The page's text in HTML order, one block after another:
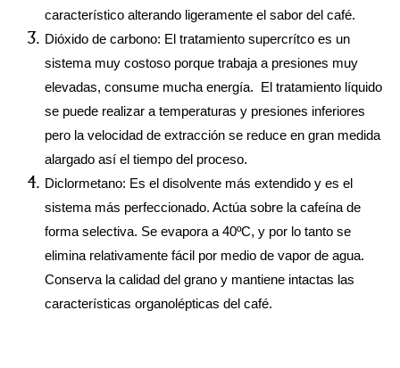
característico alterando ligeramente el sabor del café.
Dióxido de carbono: El tratamiento supercrítco es un
sistema muy costoso porque trabaja a presiones muy
elevadas, consume mucha energía.  El tratamiento líquido
se puede realizar a temperaturas y presiones inferiores
pero la velocidad de extracción se reduce en gran medida
alargado así el tiempo del proceso.
Diclormetano: Es el disolvente más extendido y es el
sistema más perfeccionado. Actúa sobre la cafeína de
forma selectiva. Se evapora a 40ºC, y por lo tanto se
elimina relativamente fácil por medio de vapor de agua.
Conserva la calidad del grano y mantiene intactas las
características organolépticas del café.